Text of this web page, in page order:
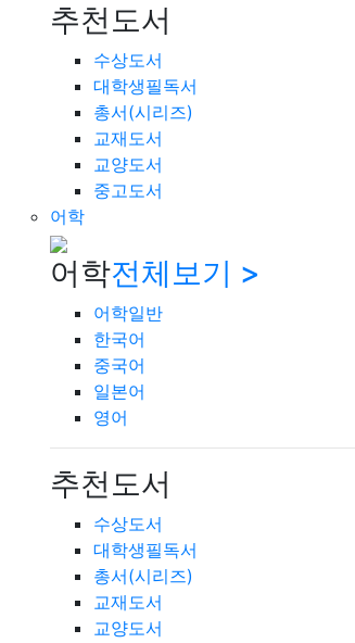
추천도서
수상도서
대학생필독서
총서(시리즈)
교재도서
교양도서
중고도서
어학
어학전체보기 >
어학일반
한국어
중국어
일본어
영어
추천도서
수상도서
대학생필독서
총서(시리즈)
교재도서
교양도서